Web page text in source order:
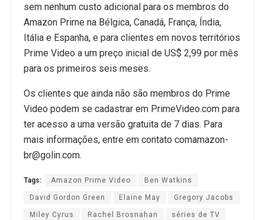
sem nenhum custo adicional para os membros do
Amazon Prime na Bélgica, Canadá, França, Índia,
Itália e Espanha, e para clientes em novos territórios
Prime Video a um preço inicial de US$ 2,99 por mês
para os primeiros seis meses.
Os clientes que ainda não são membros do Prime
Video podem se cadastrar em PrimeVideo.com para
ter acesso a uma versão gratuita de 7 dias. Para
mais informações, entre em contato comamazon-
br@golin.com.
Tags: Amazon Prime Video Ben Watkins
David Gordon Green Elaine May Gregory Jacobs
Miley Cyrus Rachel Brosnahan séries de TV